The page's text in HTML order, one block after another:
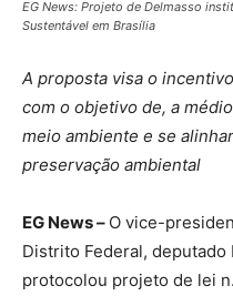
EG News: Projeto de Delmasso
Sustentável em Brasília
A proposta visa o
com o objetivo de, a
meio ambiente e se
preservação ambiental
EG News – O vice-
Distrito Federal, deputado
protocolou projeto de lei